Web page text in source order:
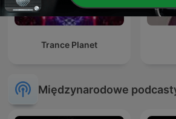
Trance Planet
Międzynarodowe